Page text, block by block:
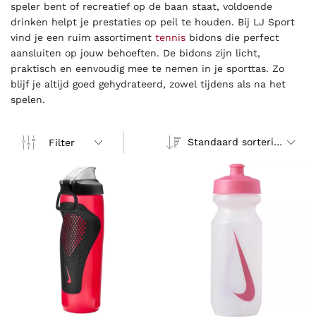
speler bent of recreatief op de baan staat, voldoende
drinken helpt je prestaties op peil te houden. Bij LJ Sport
vind je een ruim assortiment tennis bidons die perfect
aansluiten op jouw behoeften. De bidons zijn licht,
praktisch en eenvoudig mee te nemen in je sporttas. Zo
blijf je altijd goed gehydrateerd, zowel tijdens als na het
spelen.
Filter Standaard sortering